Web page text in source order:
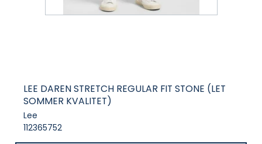
LEE DAREN STRETCH REGULAR FIT STONE (LET
SOMMER KVALITET)
Lee
112365752